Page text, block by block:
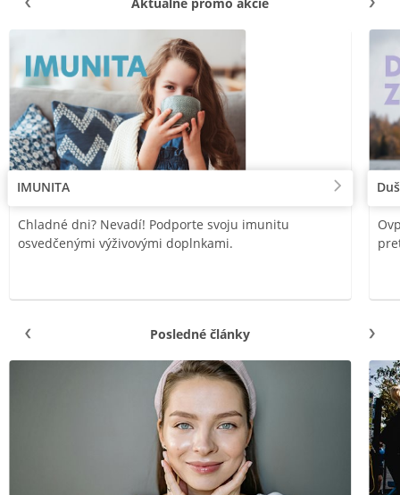
IMUNITA
Chladné dni? Nevadí! Podporte svoju imunitu
osvedčenými výživovými doplnkami.
Posledné články